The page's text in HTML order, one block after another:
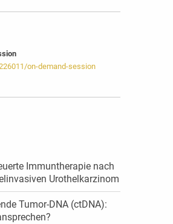
on-demand-session
Immuntherapie nach
Urothelkarzinom
Tumor-DNA (ctDNA):